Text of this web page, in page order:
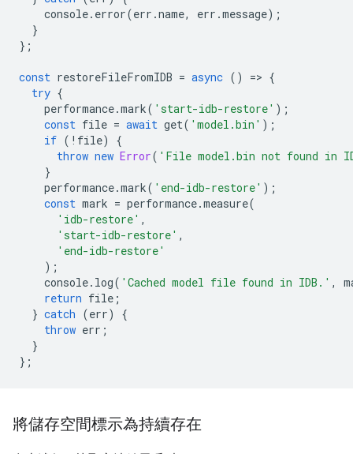
console. error(err .name, err .message);
}
};
const restoreFileFromIDB = async () => {
try {
performance.mark( 'start-idb-restore' );
const file = await get( 'model.bin' );
if ( ! file)
{
throw new Error( 'File model.bin not found in
}
performance.mark( 'end-idb-restore' );
const mark = performance.measure(
'idb-restore' ,
'start-idb-restore' ,
'end-idb-restore'
);
console. log( 'Cached model file found in IDB.' ,
return file ;
} catch (err)
{
throw err ;
}
};
將儲存空間標示為持續存在